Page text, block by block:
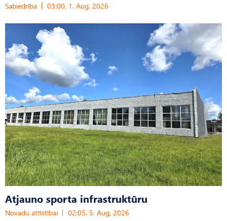
Sabiedrība 03:00, 1. Aug, 2026
Atjauno sporta infrastruktūru
Novadu attīstībai 02:05, 5. Aug, 2026